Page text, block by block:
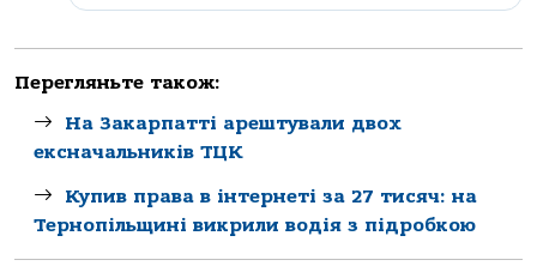
Перегляньте також:
На Закарпатті арештували двох
ексначальників ТЦК
Купив права в інтернеті за 27 тисяч: на
Тернопільщині викрили водія з підробкою